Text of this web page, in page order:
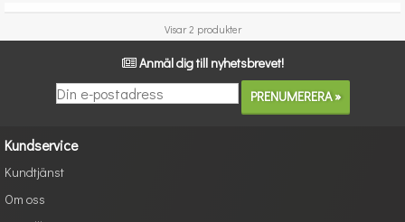
Visar 2 produkter
Anmäl dig till nyhetsbrevet!
Kundservice
Kundtjänst
Om oss